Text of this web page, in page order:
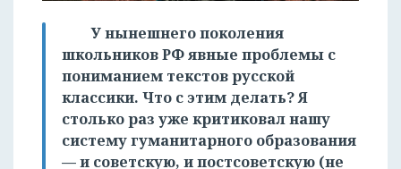
У нынешнего поколения
школьников РФ явные проблемы с
пониманием текстов русской
классики. Что с этим делать? Я
столько раз уже критиковал нашу
систему гуманитарного образования
— и советскую, и постсоветскую (не